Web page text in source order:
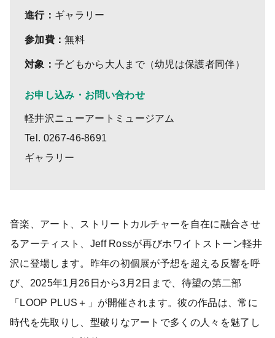
進行： ギャラリー
参加費：無料
対象： 子どもから大人まで（幼児は保護者同伴）
お申し込み・お問い合わせ
軽井沢ニューアートミュージアム
Tel. 0267-46-8691
ギャラリー
音楽、アート、ストリートカルチャーを自在に融合させ
るアーティスト、Jeff Rossが再びホワイトストーン軽井
沢に登場します。昨年の初個展が予想を超える反響を呼
び、2025年1月26日から3月2日まで、待望の第二部
「LOOP PLUS＋」が開催されます。彼の作品は、常に
時代を先取りし、型破りなアートで多くの人々を魅了し